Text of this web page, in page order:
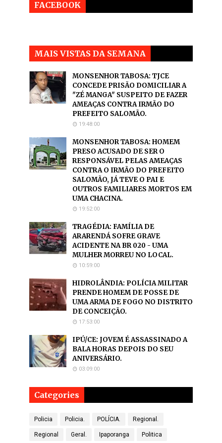
FACEBOOK
MAIS VISTAS DA SEMANA
MONSENHOR TABOSA: TJCE
CONCEDE PRISÃO DOMICILIAR A
"ZÉ MANGA" SUSPEITO DE FAZER
AMEAÇAS CONTRA IRMÃO DO
PREFEITO SALOMÃO.
19:48:00
MONSENHOR TABOSA: HOMEM
PRESO ACUSADO DE SER O
RESPONSÁVEL PELAS AMEAÇAS
CONTRA O IRMÃO DO PREFEITO
SALOMÃO, JÁ TEVE O PAI E
OUTROS FAMILIARES MORTOS EM
UMA CHACINA.
19:52:00
TRAGÉDIA: FAMÍLIA DE
ARARENDÁ SOFRE GRAVE
ACIDENTE NA BR 020 - UMA
MULHER MORREU NO LOCAL.
10:59:00
HIDROLÂNDIA: POLÍCIA MILITAR
PRENDE HOMEM DE POSSE DE
UMA ARMA DE FOGO NO DISTRITO
DE CONCEIÇÃO.
17:53:00
IPÚ/CE: JOVEM É ASSASSINADO A
BALA HORAS DEPOIS DO SEU
ANIVERSÁRIO.
03:09:00
Categories
Policia Policia. POLÍCIA. Regional.
Regional Geral. Ipaporanga Politica